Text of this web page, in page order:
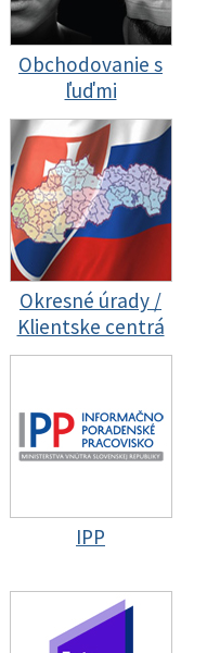
Obchodovanie s
ľuďmi
Okresné úrady /
Klientske centrá
IPP